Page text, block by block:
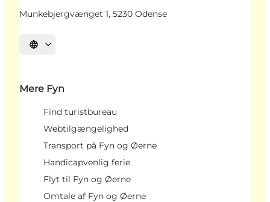
Munkebjergvænget 1, 5230 Odense
Vælg sprog
Mere Fyn
Find turistbureau
Webtilgængelighed
Transport på Fyn og Øerne
Handicapvenlig ferie
Flyt til Fyn og Øerne
Omtale af Fyn og Øerne